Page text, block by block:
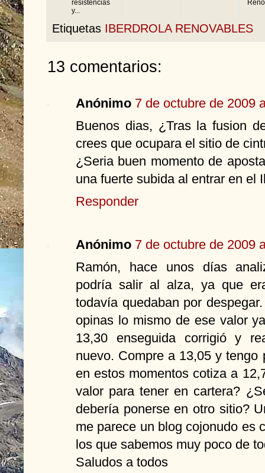
resistencias
y...
Etiquetas IBERDROLA RENOVABLES
13 comentarios:
Anónimo 7 de octubre de 2009
Buenos dias, ¿Tras la fusion
crees que ocupara el sitio de
¿Seria buen momento de
una fuerte subida al entrar en el
Responder
Anónimo 7 de octubre de 2009
Ramón, hace unos días
podría salir al alza, ya que
todavía quedaban por
opinas lo mismo de ese valor
13,30 enseguida corrigió y
nuevo. Compre a 13,05 y
en estos momentos cotiza a
valor para tener en cartera?
debería ponerse en otro sitio?
me parece un blog cojonudo es
los que sabemos muy poco de
Saludos a todos